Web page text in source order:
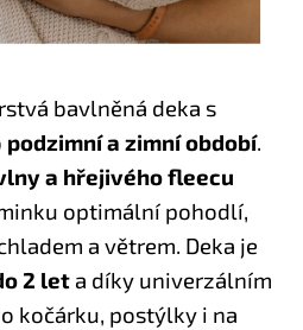
bavlněná deka s
podzimní a zimní období.
a hřejivého fleecu
optimální pohodlí,
a větrem. Deka je
2 let a díky univerzálním
kočárku, postýlky i na